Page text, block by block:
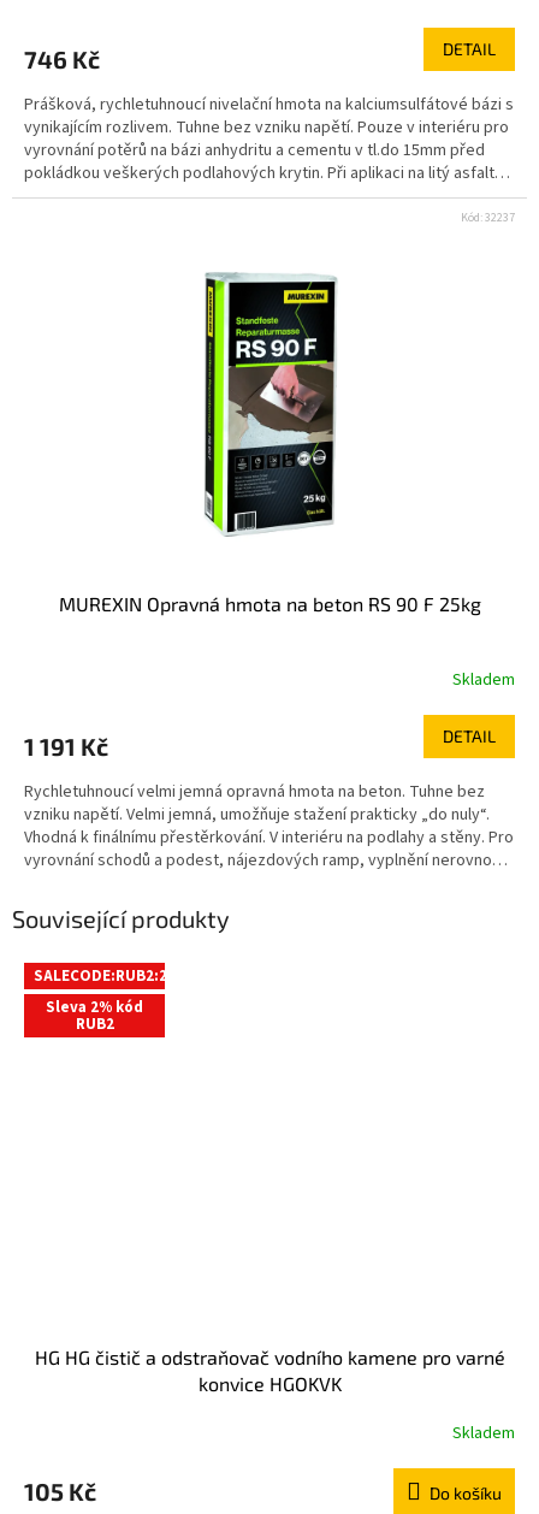
Související produkty
SALECODE:RUB2:2:%
Sleva 2% kód
RUB2
HG HG čistič a odstraňovač vodního kamene pro varné
konvice HGOKVK
Skladem
105 Kč Do košíku
746 Kč DETAIL
Prášková, rychletuhnoucí nivelační hmota na kalciumsulfátové bázi s
vynikajícím rozlivem. Tuhne bez vzniku napětí. Pouze v interiéru pro
vyrovnání potěrů na bázi anhydritu a cementu v tl.do 15mm před
pokládkou veškerých podlahových krytin. Při aplikaci na litý asfalt
aplikujte max. 5mm silnou vrstvu. Hmota je vhodná na vytápěné
potěry a pro zátěž kolečkovým nábytkem.Nevhodná pro použití v
do 15mm pro ruční i strojní zpracování
MUREXIN Opravná hmota na beton RS 90 F 25kg
Skladem
1 191 Kč DETAIL
Rychletuhnoucí velmi jemná opravná hmota na beton. Tuhne bez
vzniku napětí. Velmi jemná, umožňuje stažení prakticky „do nuly“.
Vhodná k finálnímu přestěrkování. V interiéru na podlahy a stěny. Pro
vyrovnání schodů a podest, nájezdových ramp, vyplnění nerovností
nábytkem a pro vytápěné potěry. Vyniká rychlým a rovnoměrným
tuhnutím bez ohledu na tloušťku nanesené vrstvy. rychletuhnoucí
tvarovatelná na veškeré minerální podklady
Kód:32237